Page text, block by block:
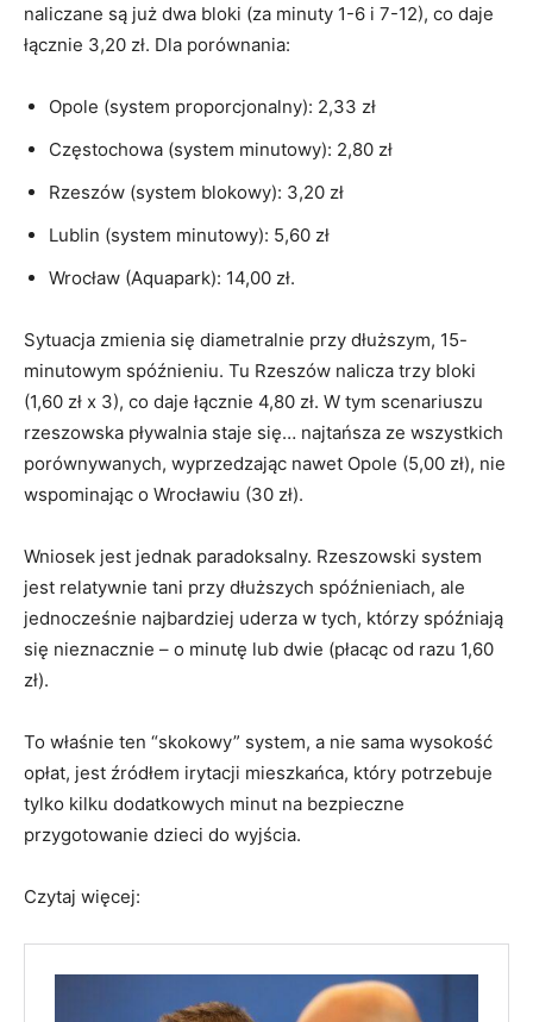
naliczane są już dwa bloki (za minuty 1-6 i 7-12), co daje
łącznie 3,20 zł. Dla porównania:
Opole (system proporcjonalny): 2,33 zł
Częstochowa (system minutowy): 2,80 zł
Rzeszów (system blokowy): 3,20 zł
Lublin (system minutowy): 5,60 zł
Wrocław (Aquapark): 14,00 zł.
Sytuacja zmienia się diametralnie przy dłuższym, 15-
minutowym spóźnieniu. Tu Rzeszów nalicza trzy bloki
(1,60 zł x 3), co daje łącznie 4,80 zł. W tym scenariuszu
rzeszowska pływalnia staje się… najtańsza ze wszystkich
porównywanych, wyprzedzając nawet Opole (5,00 zł), nie
wspominając o Wrocławiu (30 zł).
Wniosek jest jednak paradoksalny. Rzeszowski system
jest relatywnie tani przy dłuższych spóźnieniach, ale
jednocześnie najbardziej uderza w tych, którzy spóźniają
się nieznacznie – o minutę lub dwie (płacąc od razu 1,60
zł).
To właśnie ten “skokowy” system, a nie sama wysokość
opłat, jest źródłem irytacji mieszkańca, który potrzebuje
tylko kilku dodatkowych minut na bezpieczne
przygotowanie dzieci do wyjścia.
Czytaj więcej: